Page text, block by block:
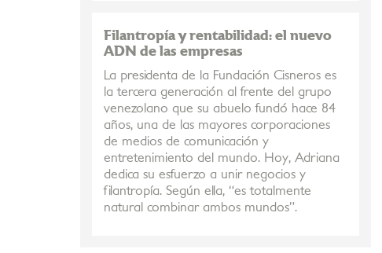
Filantropía y rentabilidad: el nuevo
ADN de las empresas
La presidenta de la Fundación Cisneros es
la tercera generación al frente del grupo
venezolano que su abuelo fundó hace 84
años, una de las mayores corporaciones
de medios de comunicación y
entretenimiento del mundo. Hoy, Adriana
dedica su esfuerzo a unir negocios y
filantropía. Según ella, “es totalmente
natural combinar ambos mundos”.